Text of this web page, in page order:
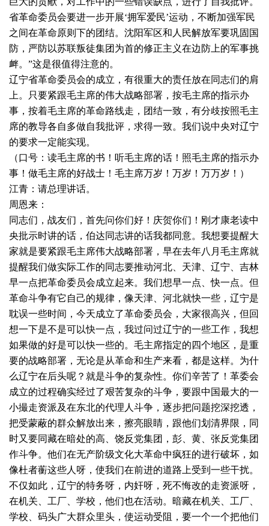
省革命委员会要进一步开展‘拥军爱民’运动，不断加强军民
之间在革命原则下的团结。沈阳军区和人民解放军要巩固国
防，严防以苏联叛徒集团为首的修正主义在边防上的军事挑
衅。”这是很值得注意的。
辽宁省革命委员会的成立，有很重大的责任放在同志们的肩
上。只要紧跟毛主席的伟大战略部署，按毛主席的指示办
事，按着毛主席的革命路线走，团结一致，有分歧按照毛主
席的教导各自多做自我批评，求得一致。我们说中央对辽宁
的要求一定能实现。
（口号：读毛主席的书！听毛主席的话！照毛主席的指示办
事！做毛主席的好战士！毛主席万岁！万岁！万万岁！）
江青：请总理讲话。
周恩来：
同志们，战友们，首先问你们好！庆贺你们！刚才康老读中
央批示时讲的话，伯达同志讲的话我都同意。我想要提醒大
家就是要紧跟毛主席伟大战略部署，早在去年八月毛主席就
提醒我们做实际工作的同志要推动河北、天津、辽宁、吉林
早一点把革命委员会成立起来。我们想早一点、快一点。但
革命斗争有它自己的规律，像天津、河北就快一些，辽宁是
耽误一些时间，今天成立了革命委员会，大家很高兴，但回
想一下是不是可以快一点，我过问过辽宁的一些工作，我想
如果做的好是可以快一些的。毛主席指定的四个地区，是重
要的战略部署，无论是从革命和生产来看，都是这样。为什
么辽宁在后头呢？就是斗争的复杂性。你们辛苦了！革委会
成立的过程确实经过了艰苦复杂的斗争，要跟中国最大的一
小撮走资派及在东北的代理人斗争，逐步把问题挖深挖透，
把受蒙蔽的群众解放出来，擦亮眼睛，跟他们划清界限，同
时又要同藏在暗处的高、饶反党集团，彭、黄、张反党集团
作斗争。他们在无产阶级文化大革命中疯狂的进行破坏，如
像杜者蘅这些人呀，使我们在前进的道路上受到一些干扰。
不仅如此，辽宁的特务呀，内奸呀，死不悔改的走资派呀，
在机关、工厂、学校，他们也在活动。暗藏在机关、工厂、
学校、码头广大群众里头，使运动受阻，要一个一个把他们